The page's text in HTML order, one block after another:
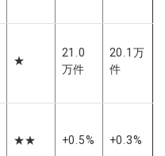
★
21.0
万件
20.1万
件
★★ +0.5% +0.3%